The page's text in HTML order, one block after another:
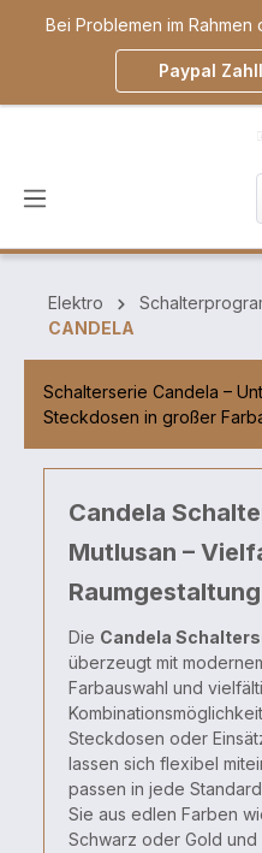
springen
Bei Problemen im
Paypal
Elektro
CANDELA
Schalterserie Candela –
Steckdosen in großer
Candela
Mutlusan –
Raumgestaltung
Die Candela
überzeugt mit
Farbauswahl und
Steckdosen oder
lassen sich flexibel
passen in jede
Sie aus edlen Farben
Schwarz oder Gold und